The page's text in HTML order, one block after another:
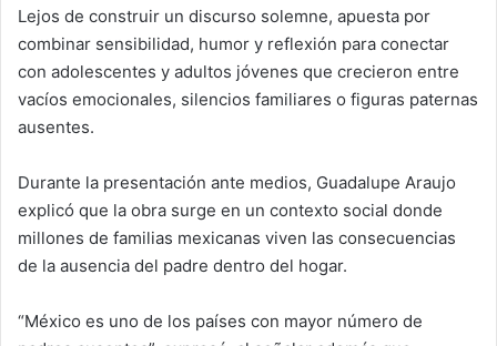
Lejos de construir un discurso solemne, apuesta por
combinar sensibilidad, humor y reflexión para conectar
con adolescentes y adultos jóvenes que crecieron entre
vacíos emocionales, silencios familiares o figuras paternas
ausentes.
Durante la presentación ante medios, Guadalupe Araujo
explicó que la obra surge en un contexto social donde
millones de familias mexicanas viven las consecuencias
de la ausencia del padre dentro del hogar.
“México es uno de los países con mayor número de